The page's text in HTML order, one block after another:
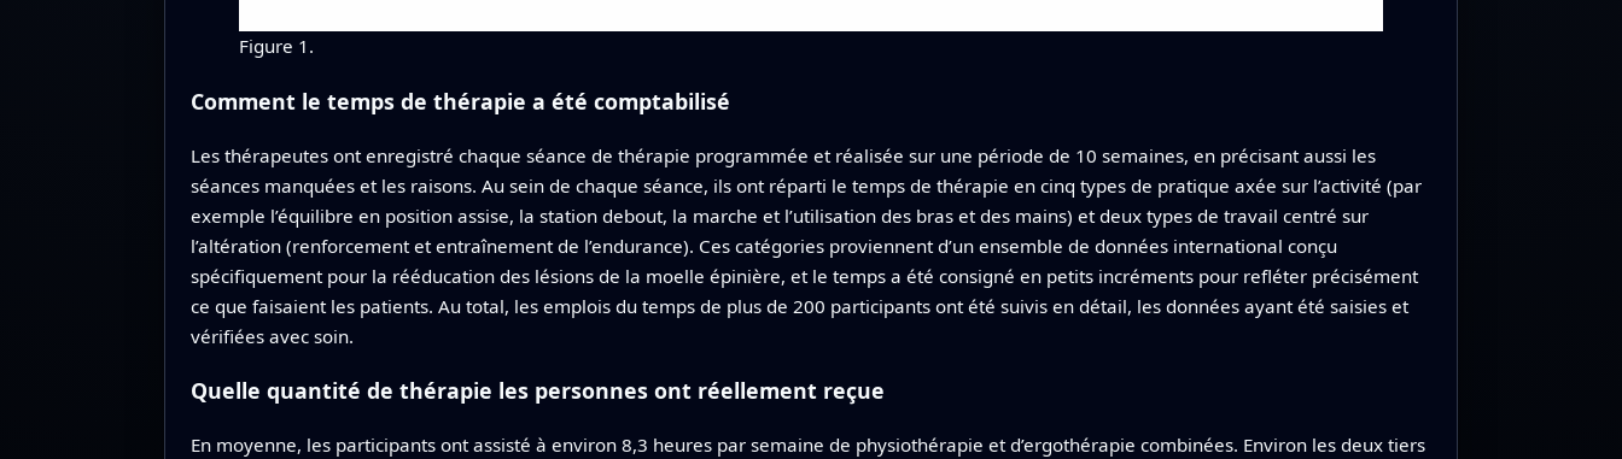
Figure 1.
Comment le temps de thérapie a été comptabilisé
Les thérapeutes ont enregistré chaque séance de thérapie programmée et réalisée sur une période de 10 semaines, en précisant aussi les
séances manquées et les raisons. Au sein de chaque séance, ils ont réparti le temps de thérapie en cinq types de pratique axée sur l’activité (par
exemple l’équilibre en position assise, la station debout, la marche et l’utilisation des bras et des mains) et deux types de travail centré sur
l’altération (renforcement et entraînement de l’endurance). Ces catégories proviennent d’un ensemble de données international conçu
spécifiquement pour la rééducation des lésions de la moelle épinière, et le temps a été consigné en petits incréments pour refléter précisément
ce que faisaient les patients. Au total, les emplois du temps de plus de 200 participants ont été suivis en détail, les données ayant été saisies et
vérifiées avec soin.
Quelle quantité de thérapie les personnes ont réellement reçue
En moyenne, les participants ont assisté à environ 8,3 heures par semaine de physiothérapie et d’ergothérapie combinées. Environ les deux tiers